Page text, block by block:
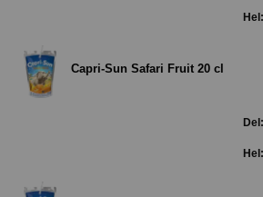
Capri-Sun Safari Fruit 20 cl